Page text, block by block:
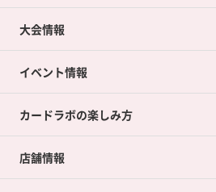
大会情報
イベント情報
カードラボの楽しみ方
店舗情報